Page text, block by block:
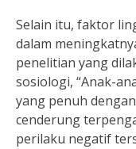
Selain itu, faktor
dalam
penelitian yang
sosiologi, “Anak-
yang penuh
cenderung
perilaku negatif